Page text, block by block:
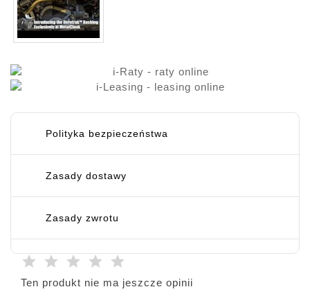
Polityka bezpieczeństwa
Zasady dostawy
Zasady zwrotu
Ten produkt nie ma jeszcze opinii